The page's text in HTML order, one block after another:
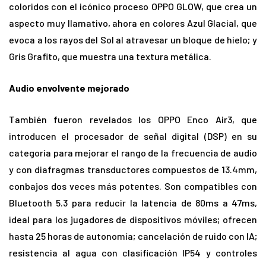
coloridos con el icónico proceso OPPO GLOW, que crea un
aspecto muy llamativo, ahora en colores Azul Glacial, que
evoca a los rayos del Sol al atravesar un bloque de hielo; y
Gris Grafito, que muestra una textura metálica.
Audio envolvente mejorado
También fueron revelados los OPPO Enco Air3, que
introducen el procesador de señal digital (DSP) en su
categoría para mejorar el rango de la frecuencia de audio
y con diafragmas transductores compuestos de 13.4mm,
conbajos dos veces más potentes. Son compatibles con
Bluetooth 5.3 para reducir la latencia de 80ms a 47ms,
ideal para los jugadores de dispositivos móviles; ofrecen
hasta 25 horas de autonomía; cancelación de ruido con IA;
resistencia al agua con clasificación IP54 y controles